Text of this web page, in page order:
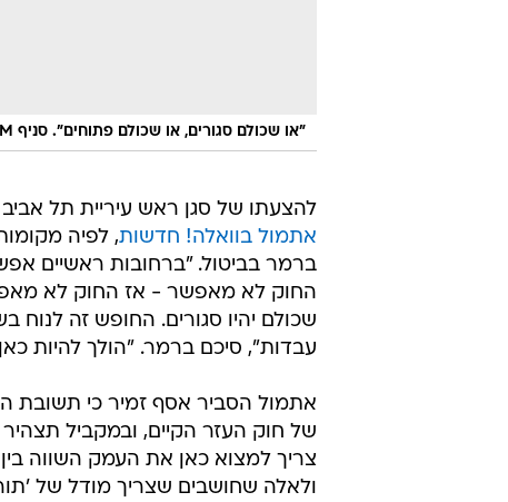
"או שכולם סגורים, או שכולם פתוחים". סניף AM:PM בתל אביב
להצעתו של סגן ראש עיריית תל
אתמול בוואלה! חדשות, לפיה
ברמר בביטול. "ברחובות ראשיים
החוק לא מאפשר - אז החוק לא
שכולם יהיו סגורים. החופש זה
עבדות", סיכם ברמר. "הולך להיות
אתמול הסביר אסף זמיר כי תשובת
של חוק העזר הקיים, ובמקביל
צריך למצוא כאן את העמק השווה
ולאלה שחושבים שצריך מודל של